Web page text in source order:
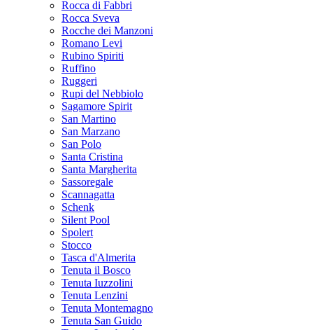
Rocca di Fabbri
Rocca Sveva
Rocche dei Manzoni
Romano Levi
Rubino Spiriti
Ruffino
Ruggeri
Rupi del Nebbiolo
Sagamore Spirit
San Martino
San Marzano
San Polo
Santa Cristina
Santa Margherita
Sassoregale
Scannagatta
Schenk
Silent Pool
Spolert
Stocco
Tasca d'Almerita
Tenuta il Bosco
Tenuta Iuzzolini
Tenuta Lenzini
Tenuta Montemagno
Tenuta San Guido